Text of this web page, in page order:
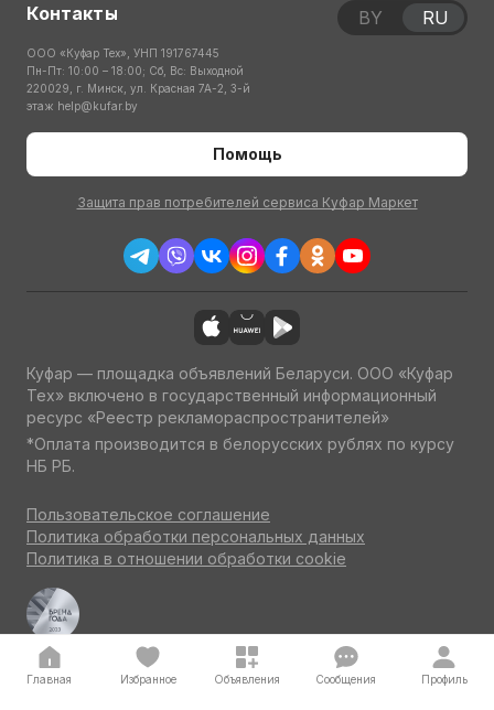
Контакты
ООО «Куфар Тех», УНП 191767445
Пн-Пт: 10:00 – 18:00; Сб, Вс: Выходной
220029, г. Минск, ул. Красная 7А-2, 3-й
этаж help@kufar.by
Помощь
Защита прав потребителей сервиса Куфар Маркет
BY RU
Куфар — площадка объявлений Беларуси. ООО «Куфар
Тех» включено в государственный информационный
ресурс «Реестр рекламораспространителей»
*Оплата производится в белорусских рублях по курсу
НБ РБ.
Пользовательское соглашение
Политика обработки персональных данных
Политика в отношении обработки cookie
Куфар Авто — одна из ведущих площадок об авто
по итогам потребительского голосования на конкурсе
«Бренд года» 2023
Главная Избранное Объявления Сообщения Профиль